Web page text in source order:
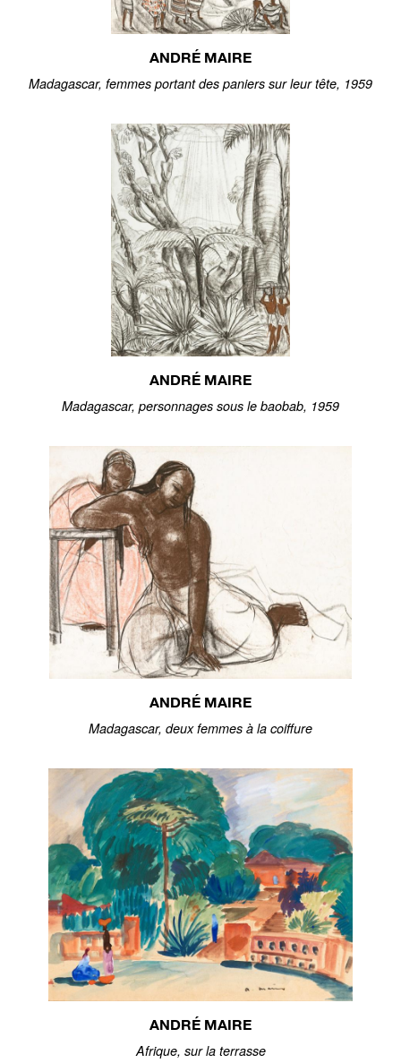
ANDRÉ MAIRE
Madagascar, femmes portant des paniers sur leur tête, 1959
ANDRÉ MAIRE
Madagascar, personnages sous le baobab, 1959
ANDRÉ MAIRE
Madagascar, deux femmes à la coiffure
ANDRÉ MAIRE
Afrique, sur la terrasse